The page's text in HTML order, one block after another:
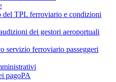
del TPL ferroviario e condizioni
dei gestori aeroportuali
servizio ferroviario passeggeri
pagoPA